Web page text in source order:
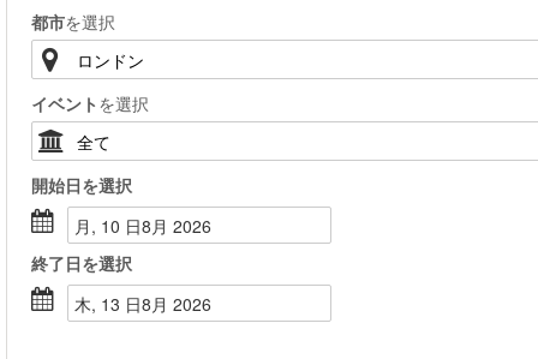
都市を選択
イベント を選択
開始日を選択
月, 10 日8月 2026
終了日を選択
木, 13 日8月 2026